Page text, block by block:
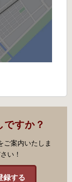
すか？
ご案内いたしま
い！
録する